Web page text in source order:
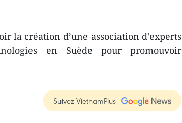
la création d’une association d'experts
en Suède pour promouvoir
Suivez VietnamPlus